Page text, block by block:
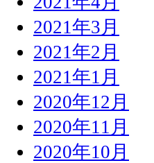
2021年3月
2021年2月
2021年1月
2020年12月
2020年11月
2020年10月